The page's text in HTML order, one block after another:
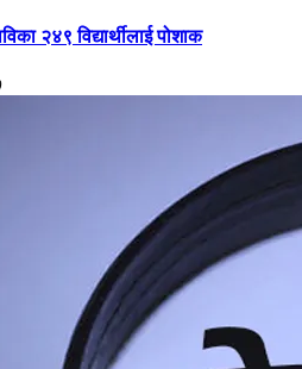
२४९ विद्यार्थीलाई पोशाक